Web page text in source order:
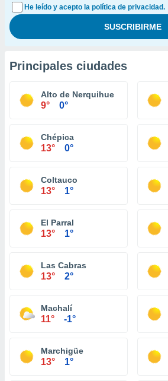
He leído y acepto la política de privacidad.
Principales ciudades
Alto de Nerquihue
9° 0°
Chépica
13° 0°
Coltauco
13° 1°
El Parral
13° 1°
Las Cabras
13° 2°
Machalí
11° -1°
Marchigüe
13° 1°